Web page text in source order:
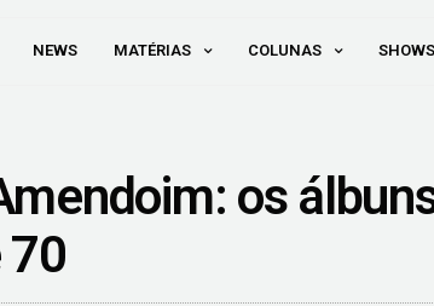
NEWS MATÉRIAS COLUNAS SHOWS
os
70